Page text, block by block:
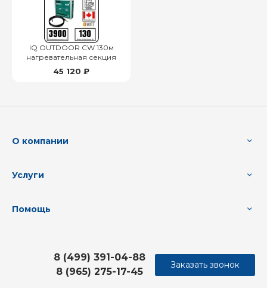
IQ OUTDOOR CW 130м
нагревательная секция
45 120 ₽
О компании
Услуги
Помощь
8 (499) 391-04-88
8 (965) 275-17-45
Заказать звонок